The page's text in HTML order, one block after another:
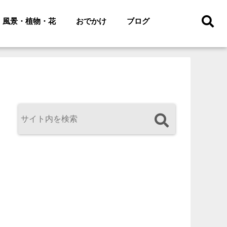
風景・植物・花 おでかけ ブログ